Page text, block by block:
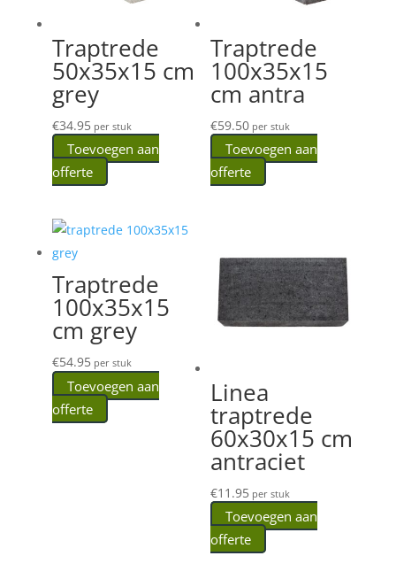
Traptrede
50x35x15 cm
grey
€34.95per stuk
Toevoegen aan
offerte
Traptrede
100x35x15
cm antra
€59.50per stuk
Toevoegen aan
offerte
Traptrede
100x35x15
cm grey
€54.95per stuk
Toevoegen aan
offerte
Linea
traptrede
60x30x15 cm
antraciet
€11.95per stuk
Toevoegen aan
offerte